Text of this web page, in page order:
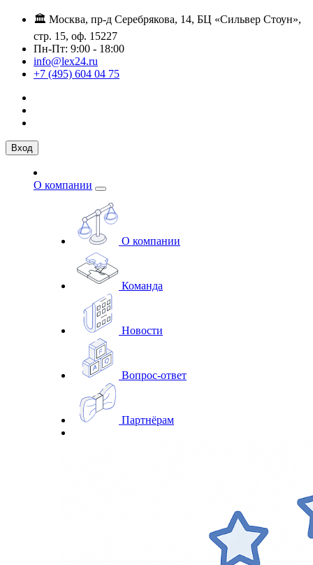
🏛️ Москва, пр-д Серебрякова, 14, БЦ «Сильвер Стоун»,
стр. 15, оф. 15227
Пн-Пт: 9:00 - 18:00
info@lex24.ru
+7 (495) 604 04 75
Вход
О компании
О компании
Команда
Новости
Вопрос-ответ
Партнёрам